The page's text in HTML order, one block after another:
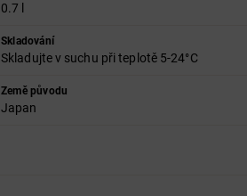
0.7 l
Skladování
Skladujte v suchu při teplotě 5-24°C
Země původu
Japan